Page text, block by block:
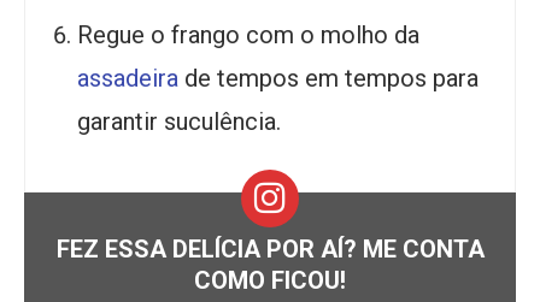
Regue o frango com o molho da
assadeira de tempos em tempos para
garantir suculência.
FEZ ESSA DELÍCIA POR AÍ? ME CONTA
COMO FICOU!